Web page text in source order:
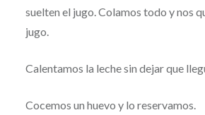
suelten el jugo. Colamos todo y nos
jugo.
Calentamos la leche sin dejar que
Cocemos un huevo y lo reservamos.